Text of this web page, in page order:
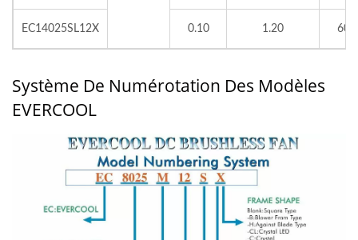
EC14025SL12X 0.10 1.20 600
Système De Numérotation Des Modèles
EVERCOOL